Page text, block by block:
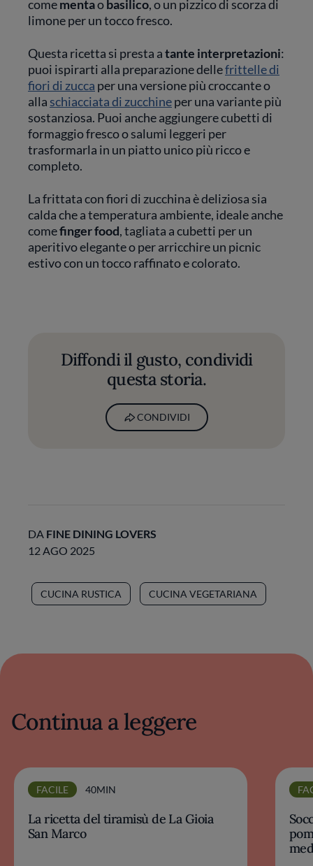
comementao basilico, o un pizzico di scorza di
limone per un tocco fresco.
Questa ricetta si presta atante interpretazioni:
puoi ispirarti alla preparazione dellefrittelle di
fiori di zucca per una versione più croccante o
alla schiacciata di zucchineper una variante più
sostanziosa. Puoi anche aggiungere cubetti di
formaggio fresco o salumi leggeri per
trasformarla in un piatto unico più ricco e
completo.
La frittata con fiori di zucchina è deliziosa sia
calda che a temperatura ambiente, ideale anche
comefinger food, tagliata a cubetti per un
aperitivo elegante o per arricchire un picnic
estivo con un tocco raffinato e colorato.
Diffondi il gusto, condividi
questa storia.
CONDIVIDI
DA FINE DINING LOVERS
12 AGO 2025
CUCINA RUSTICA CUCINA VEGETARIANA
Continua a leggere
FACILE 40MIN
La ricetta del tiramisù de La Gioia
San Marco